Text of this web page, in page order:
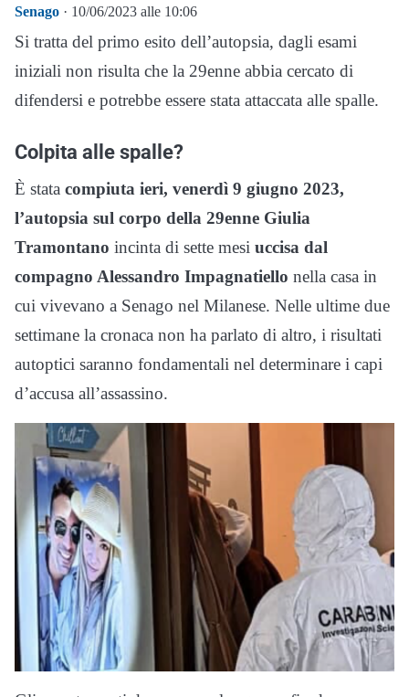
Senago · 10/06/2023 alle 10:06
Si tratta del primo esito dell’autopsia, dagli esami
iniziali non risulta che la 29enne abbia cercato di
difendersi e potrebbe essere stata attaccata alle spalle.
Colpita alle spalle?
È stata compiuta ieri, venerdì 9 giugno 2023,
l’autopsia sul corpo della 29enne Giulia
Tramontano incinta di sette mesi uccisa dal
compagno Alessandro Impagnatiello nella casa in
cui vivevano a Senago nel Milanese. Nelle ultime due
settimane la cronaca non ha parlato di altro, i risultati
autoptici saranno fondamentali nel determinare i capi
d’accusa all’assassino.